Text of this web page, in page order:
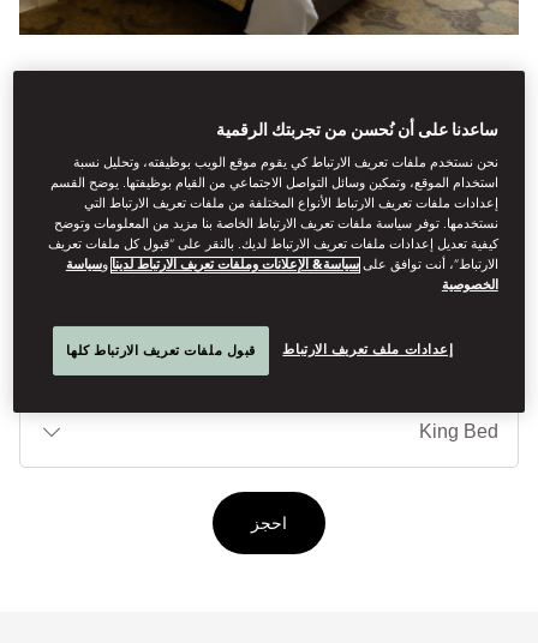
SKYLINE VIEW KING
Spectacular Manhattan skyline views from these elegant rooms
on 40/43th floor.
احجز
ساعدنا على أن نُحسن من تجربتك الرقمية
نحن نستخدم ملفات تعريف الارتباط كي يقوم موقع الويب بوظيفته، وتحليل نسبة
استخدام الموقع، وتمكين وسائل التواصل الاجتماعي من القيام بوظيفتها. يوضح القسم
إعدادات ملفات تعريف الارتباط الأنواع المختلفة من ملفات تعريف الارتباط التي
نستخدمها. توفر سياسة ملفات تعريف الارتباط الخاصة بنا مزيد من المعلومات وتوضح
كيفية تعديل إعدادات ملفات تعريف الارتباط لديك. بالنقر على “قبول كل ملفات تعريف
الارتباط”، أنت توافق علىسياسة& الإعلانات وملفات تعريف الارتباط لدينا وسياسة
الخصوصية
إعدادات ملف تعريف الارتباط قبول ملفات تعريف الارتباط كلها